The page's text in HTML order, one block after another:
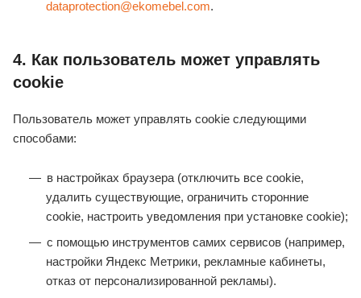
dataprotection@ekomebel.com.
4. Как пользователь может управлять
cookie
Пользователь может управлять cookie следующими
способами:
в настройках браузера (отключить все cookie,
удалить существующие, ограничить сторонние
cookie, настроить уведомления при установке cookie);
с помощью инструментов самих сервисов (например,
настройки Яндекс Метрики, рекламные кабинеты,
отказ от персонализированной рекламы).